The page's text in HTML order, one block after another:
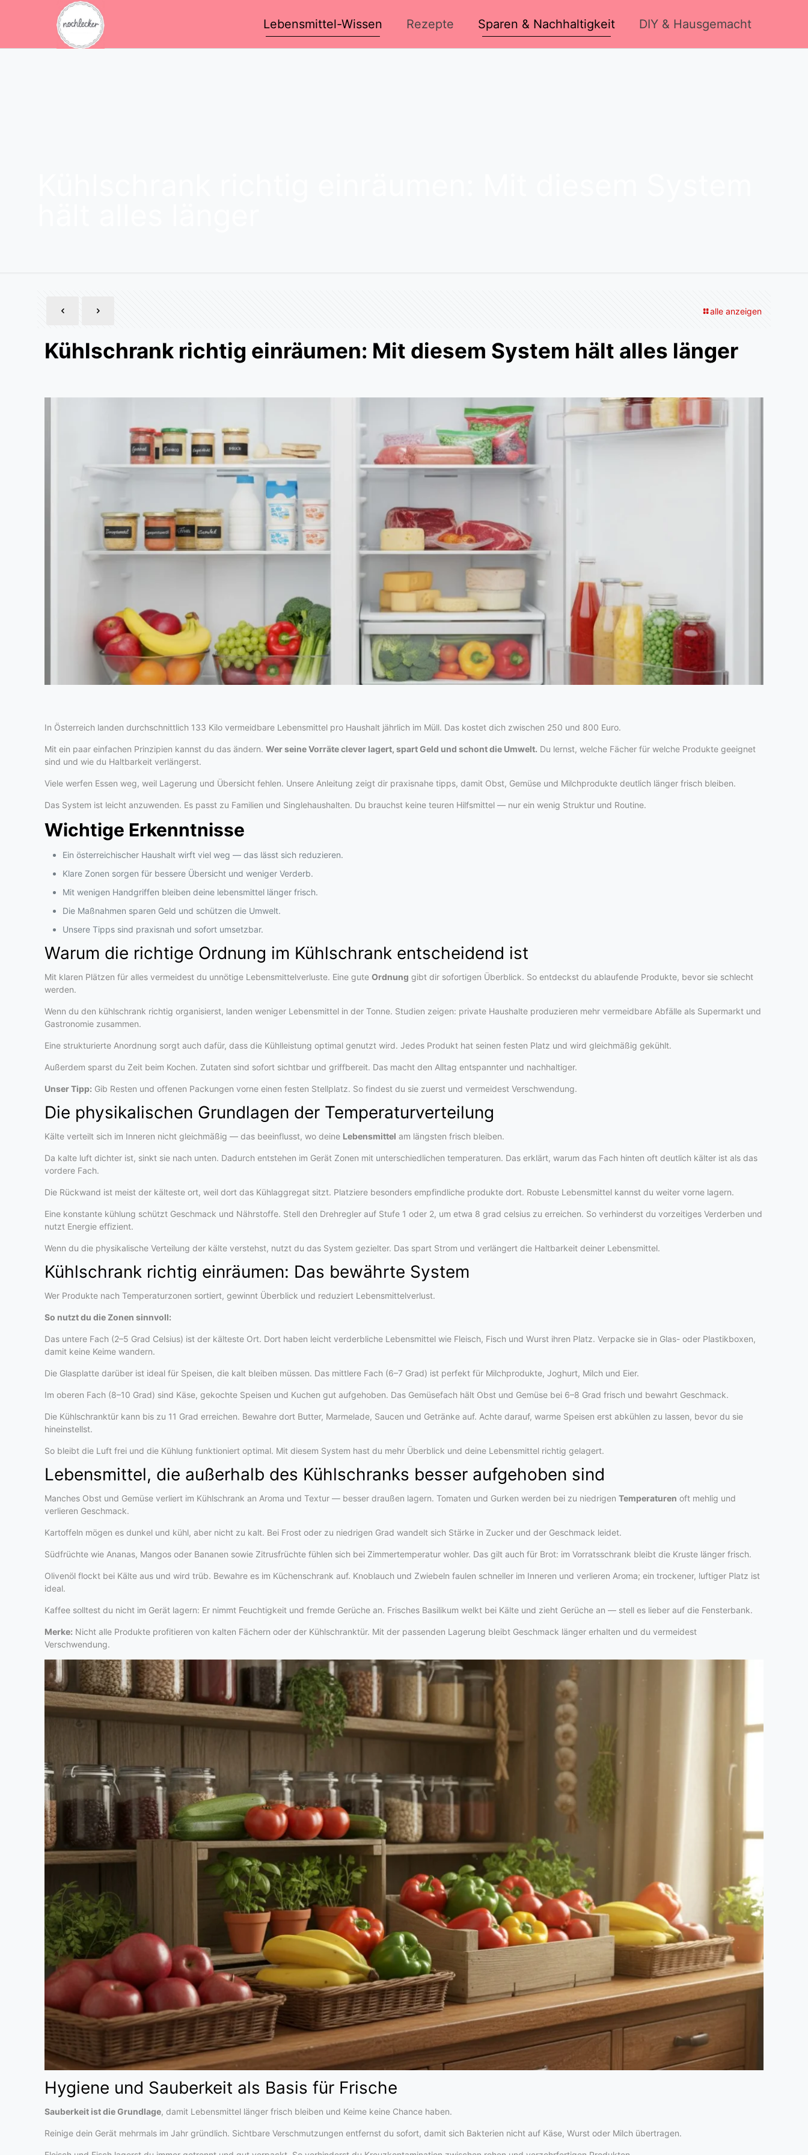
Lebensmittel-Wissen Rezepte Sparen & Nachhaltigkeit DIY & Hausgemacht
alle anzeigen
Kühlschrank richtig einräumen: Mit diesem System hält alles länger
In Österreich landen durchschnittlich 133 Kilo vermeidbare Lebensmittel pro Haushalt jährlich im Müll. Das kostet dich zwischen 250 und 800 Euro.
Mit ein paar einfachen Prinzipien kannst du das ändern.Wer seine Vorräte clever lagert, spart Geld und schont die Umwelt. Du lernst, welche Fächer für welche Produkte geeignet
sind und wie du Haltbarkeit verlängerst.
Viele werfen Essen weg, weil Lagerung und Übersicht fehlen. Unsere Anleitung zeigt dir praxisnahe tipps, damit Obst, Gemüse und Milchprodukte deutlich länger frisch bleiben.
Das System ist leicht anzuwenden. Es passt zu Familien und Singlehaushalten. Du brauchst keine teuren Hilfsmittel — nur ein wenig Struktur und Routine.
Wichtige Erkenntnisse
Ein österreichischer Haushalt wirft viel weg — das lässt sich reduzieren.
Klare Zonen sorgen für bessere Übersicht und weniger Verderb.
Mit wenigen Handgriffen bleiben deine lebensmittel länger frisch.
Die Maßnahmen sparen Geld und schützen die Umwelt.
Unsere Tipps sind praxisnah und sofort umsetzbar.
Warum die richtige Ordnung im Kühlschrank entscheidend ist
Mit klaren Plätzen für alles vermeidest du unnötige Lebensmittelverluste. Eine guteOrdnung gibt dir sofortigen Überblick. So entdeckst du ablaufende Produkte, bevor sie schlecht
werden.
Wenn du den kühlschrank richtig organisierst, landen weniger Lebensmittel in der Tonne. Studien zeigen: private Haushalte produzieren mehr vermeidbare Abfälle als Supermarkt und
Gastronomie zusammen.
Eine strukturierte Anordnung sorgt auch dafür, dass die Kühlleistung optimal genutzt wird. Jedes Produkt hat seinen festen Platz und wird gleichmäßig gekühlt.
Außerdem sparst du Zeit beim Kochen. Zutaten sind sofort sichtbar und griffbereit. Das macht den Alltag entspannter und nachhaltiger.
Unser Tipp: Gib Resten und offenen Packungen vorne einen festen Stellplatz. So findest du sie zuerst und vermeidest Verschwendung.
Die physikalischen Grundlagen der Temperaturverteilung
Kälte verteilt sich im Inneren nicht gleichmäßig — das beeinflusst, wo deine Lebensmittel am längsten frisch bleiben.
Da kalte luft dichter ist, sinkt sie nach unten. Dadurch entstehen im Gerät Zonen mit unterschiedlichen temperaturen. Das erklärt, warum das Fach hinten oft deutlich kälter ist als das
vordere Fach.
Die Rückwand ist meist der kälteste ort, weil dort das Kühlaggregat sitzt. Platziere besonders empfindliche produkte dort. Robuste Lebensmittel kannst du weiter vorne lagern.
Eine konstante kühlung schützt Geschmack und Nährstoffe. Stell den Drehregler auf Stufe 1 oder 2, um etwa 8 grad celsius zu erreichen. So verhinderst du vorzeitiges Verderben und
nutzt Energie effizient.
Wenn du die physikalische Verteilung der kälte verstehst, nutzt du das System gezielter. Das spart Strom und verlängert die Haltbarkeit deiner Lebensmittel.
Kühlschrank richtig einräumen: Das bewährte System
Wer Produkte nach Temperaturzonen sortiert, gewinnt Überblick und reduziert Lebensmittelverlust.
So nutzt du die Zonen sinnvoll:
Das untere Fach (2–5 Grad Celsius) ist der kälteste Ort. Dort haben leicht verderbliche Lebensmittel wie Fleisch, Fisch und Wurst ihren Platz. Verpacke sie in Glas- oder Plastikboxen,
damit keine Keime wandern.
Die Glasplatte darüber ist ideal für Speisen, die kalt bleiben müssen. Das mittlere Fach (6–7 Grad) ist perfekt für Milchprodukte, Joghurt, Milch und Eier.
Im oberen Fach (8–10 Grad) sind Käse, gekochte Speisen und Kuchen gut aufgehoben. Das Gemüsefach hält Obst und Gemüse bei 6–8 Grad frisch und bewahrt Geschmack.
Die Kühlschranktür kann bis zu 11 Grad erreichen. Bewahre dort Butter, Marmelade, Saucen und Getränke auf. Achte darauf, warme Speisen erst abkühlen zu lassen, bevor du sie
hineinstellst.
So bleibt die Luft frei und die Kühlung funktioniert optimal. Mit diesem System hast du mehr Überblick und deine Lebensmittel richtig gelagert.
Lebensmittel, die außerhalb des Kühlschranks besser aufgehoben sind
Manches Obst und Gemüse verliert im Kühlschrank an Aroma und Textur — besser draußen lagern. Tomaten und Gurken werden bei zu niedrigenTemperaturen oft mehlig und
verlieren Geschmack.
Kartoffeln mögen es dunkel und kühl, aber nicht zu kalt. Bei Frost oder zu niedrigen Grad wandelt sich Stärke in Zucker und der Geschmack leidet.
Südfrüchte wie Ananas, Mangos oder Bananen sowie Zitrusfrüchte fühlen sich bei Zimmertemperatur wohler. Das gilt auch für Brot: im Vorratsschrank bleibt die Kruste länger frisch.
Olivenöl flockt bei Kälte aus und wird trüb. Bewahre es im Küchenschrank auf. Knoblauch und Zwiebeln faulen schneller im Inneren und verlieren Aroma; ein trockener, luftiger Platz ist
ideal.
Kaffee solltest du nicht im Gerät lagern: Er nimmt Feuchtigkeit und fremde Gerüche an. Frisches Basilikum welkt bei Kälte und zieht Gerüche an — stell es lieber auf die Fensterbank.
Merke: Nicht alle Produkte profitieren von kalten Fächern oder der Kühlschranktür. Mit der passenden Lagerung bleibt Geschmack länger erhalten und du vermeidest
Verschwendung.
Hygiene und Sauberkeit als Basis für Frische
Sauberkeit ist die Grundlage, damit Lebensmittel länger frisch bleiben und Keime keine Chance haben.
Reinige dein Gerät mehrmals im Jahr gründlich. Sichtbare Verschmutzungen entfernst du sofort, damit sich Bakterien nicht auf Käse, Wurst oder Milch übertragen.